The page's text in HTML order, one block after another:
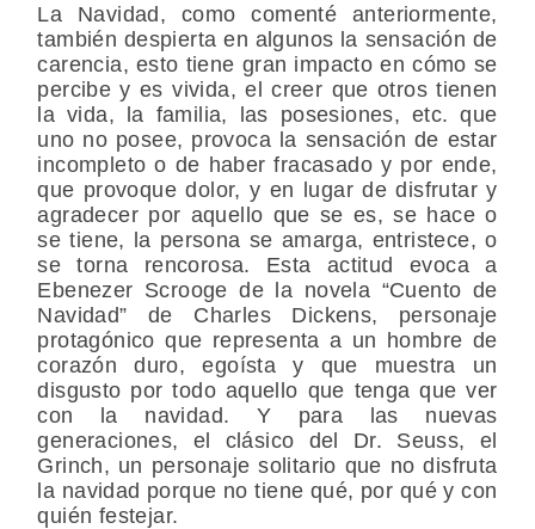
La Navidad, como comenté anteriormente,
también despierta en algunos la sensación de
carencia, esto tiene gran impacto en cómo se
percibe y es vivida, el creer que otros tienen
la vida, la familia, las posesiones, etc. que
uno no posee, provoca la sensación de estar
incompleto o de haber fracasado y por ende,
que provoque dolor, y en lugar de disfrutar y
agradecer por aquello que se es, se hace o
se tiene, la persona se amarga, entristece, o
se torna rencorosa. Esta actitud evoca a
Ebenezer Scrooge de la novela “Cuento de
Navidad” de Charles Dickens, personaje
protagónico que representa a un hombre de
corazón duro, egoísta y que muestra un
disgusto por todo aquello que tenga que ver
con la navidad. Y para las nuevas
generaciones, el clásico del Dr. Seuss, el
Grinch, un personaje solitario que no disfruta
la navidad porque no tiene qué, por qué y con
quién festejar.